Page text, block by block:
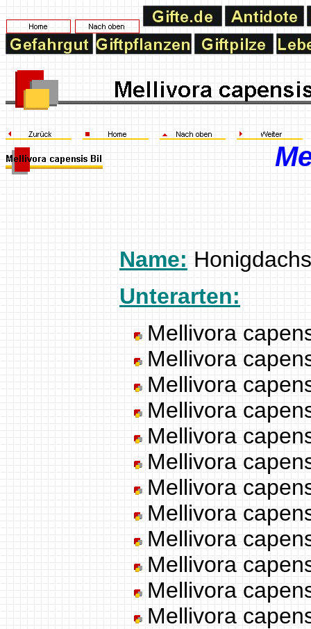
Name:
Unterarten:
Mellivora
Mellivora
Mellivora
Mellivora
Mellivora
Mellivora
Mellivora
Mellivora
Mellivora
Mellivora
Mellivora
Mellivora